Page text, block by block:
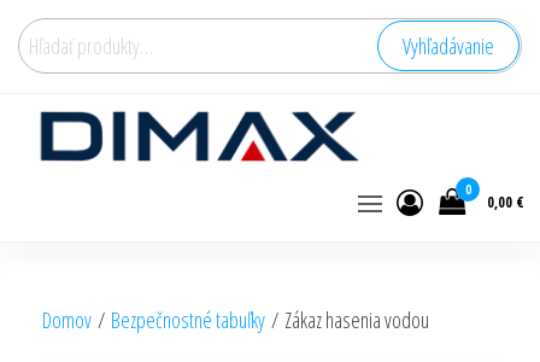
Hľadať: Vyhľadávanie
0
0,00 €
Domov / Bezpečnostné tabuľky / Zákaz hasenia vodou